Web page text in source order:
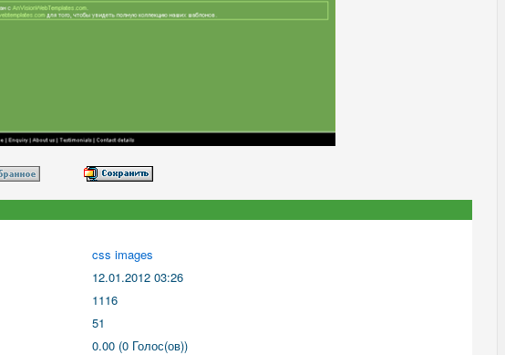
css images
12.01.2012 03:26
1116
51
0.00 (0 Голос(ов))